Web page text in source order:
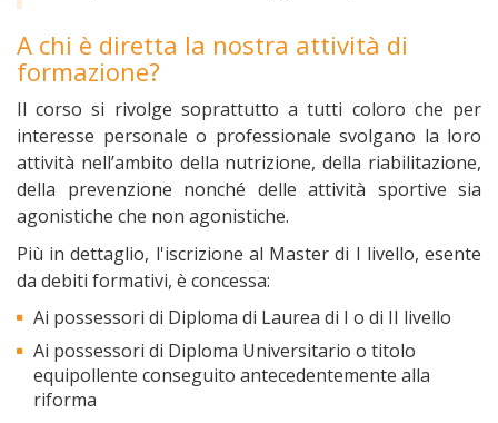
A chi è diretta la nostra attività di
formazione?
Il corso si rivolge soprattutto a tutti coloro che per
interesse personale o professionale svolgano la loro
attività nell’ambito della nutrizione, della riabilitazione,
della prevenzione nonché delle attività sportive sia
agonistiche che non agonistiche.
Più in dettaglio, l'iscrizione al Master di I livello, esente
da debiti formativi, è concessa:
Ai possessori di Diploma di Laurea di I o di II livello
Ai possessori di Diploma Universitario o titolo
equipollente conseguito antecedentemente alla
riforma